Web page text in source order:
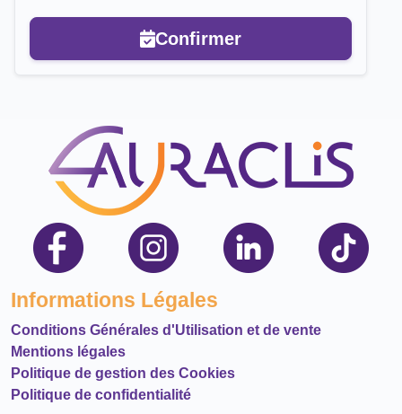
Confirmer
Informations Légales
Conditions Générales d'Utilisation et de vente
Mentions légales
Politique de gestion des Cookies
Politique de confidentialité